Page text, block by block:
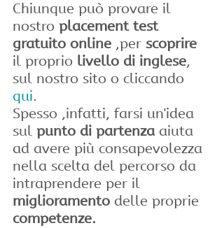
Chiunque può provare il
nostro placement test
gratuito online ,per scoprire
il proprio livello di inglese,
sul nostro sito o cliccando
qui.
Spesso ,infatti, farsi un'idea
sul punto di partenza aiuta
ad avere più consapevolezza
nella scelta del percorso da
intraprendere per il
miglioramento delle proprie
competenze.